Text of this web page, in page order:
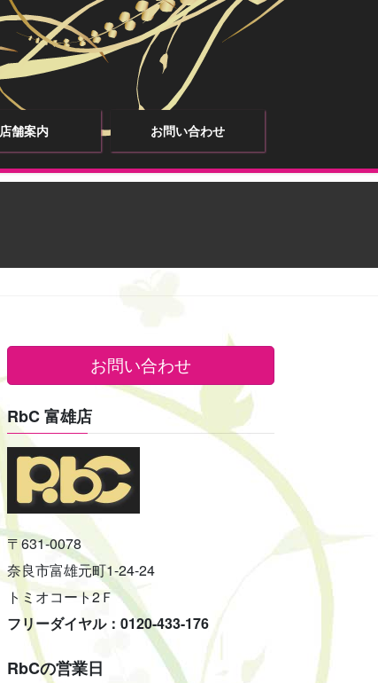
店舗案内 お問い合わせ
お問い合わせ
RbC 富雄店
〒631-0078
奈良市富雄元町1-24-24
トミオコート2Ｆ
フリーダイヤル：0120-433-176
RbCの営業日